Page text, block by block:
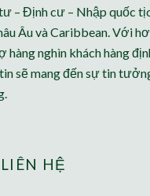
– Định cư – Nhập quốc
Âu và Caribbean. Với
hàng nghìn khách hàng
sẽ mang đến sự tin
HỆ